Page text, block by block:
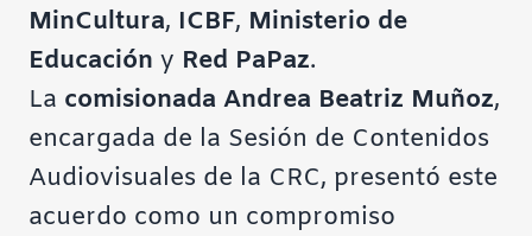
MinCultura, ICBF, Ministerio de
Educación y Red PaPaz.
La comisionada Andrea Beatriz Muñoz,
encargada de la Sesión de Contenidos
Audiovisuales de la CRC, presentó este
acuerdo como un compromiso